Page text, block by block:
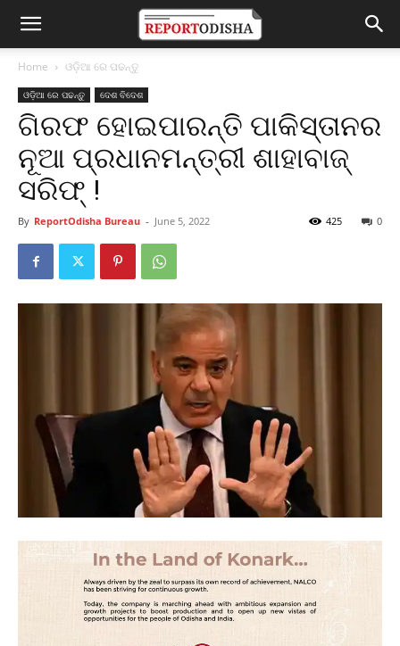
Home ଓଡ଼ିଆ ରେ ପଢନ୍ତୁ
ଓଡ଼ିଆ ରେ ପଢନ୍ତୁ ଦେଶ ବିଦେଶ
ଗିରଫ ହୋଇପାରନ୍ତି ପାକିସ୍ତାନର
ନୂଆ ପ୍ରଧାନମନ୍ତ୍ରୀ ଶାହାବାଜ୍
ସରିଫ୍ !
By ReportOdisha Bureau - June 5, 2022 0
425